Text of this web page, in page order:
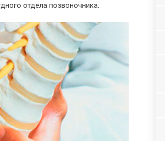
отдела позвоночника.